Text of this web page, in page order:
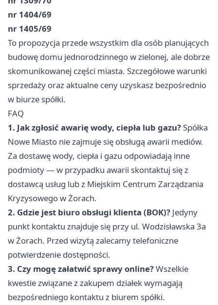
nr 1404/69
nr 1405/69
To propozycja przede wszystkim dla osób planujących
budowę domu jednorodzinnego w zielonej, ale dobrze
skomunikowanej części miasta. Szczegółowe warunki
sprzedaży oraz aktualne ceny uzyskasz bezpośrednio
w biurze spółki.
FAQ
1. Jak zgłosić awarię wody, ciepła lub gazu?Spółka
Nowe Miasto nie zajmuje się obsługą awarii mediów.
Za dostawę wody, ciepła i gazu odpowiadają inne
podmioty — w przypadku awarii skontaktuj się z
dostawcą usług lub z Miejskim Centrum Zarządzania
Kryzysowego w Żorach.
2. Gdzie jest biuro obsługi klienta (BOK)? Jedyny
punkt kontaktu znajduje się przy ul. Wodzisławska 3a
w Żorach. Przed wizytą zalecamy telefoniczne
potwierdzenie dostępności.
3. Czy mogę załatwić sprawy online?Wszelkie
kwestie związane z zakupem działek wymagają
bezpośredniego kontaktu z biurem spółki.